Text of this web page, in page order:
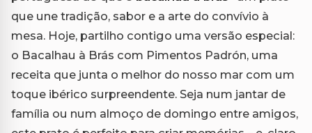
que une tradição, sabor e a arte do convívio à
mesa. Hoje, partilho contigo uma versão especial:
o Bacalhau à Brás com Pimentos Padrón, uma
receita que junta o melhor do nosso mar com um
toque ibérico surpreendente. Seja num jantar de
família ou num almoço de domingo entre amigos,